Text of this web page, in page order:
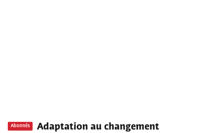
Abonnés
Adaptation au changement